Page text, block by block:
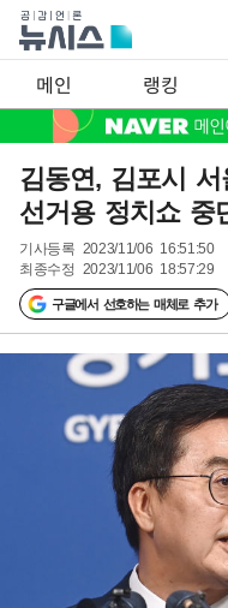
메인 랭킹
김동연, 김포시
선거용 정치쇼 중
기사등록 2023/11/06 16:51:50
최종수정 2023/11/06 18:57:29
구글에서 선호하는 매체로 추가